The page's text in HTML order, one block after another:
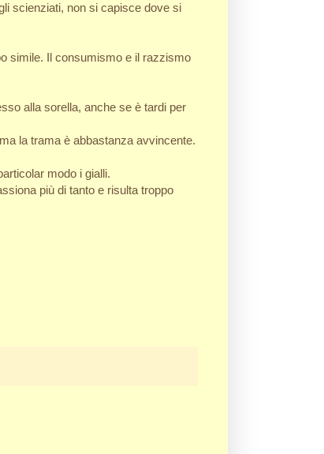
scienziati, non si capisce dove si
simile. Il consumismo e il razzismo
alla sorella, anche se è tardi per
la trama è abbastanza avvincente.
modo i gialli.
più di tanto e risulta troppo